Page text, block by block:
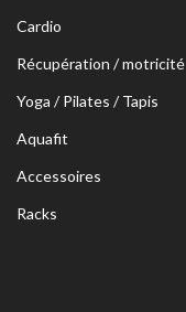
Cardio
Récupération / motricité
Yoga / Pilates / Tapis
Aquafit
Accessoires
Racks